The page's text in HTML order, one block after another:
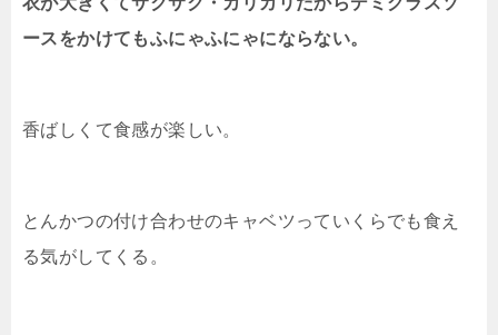
ースをかけてもふにゃふにゃにならない。
香ばしくて食感が楽しい。
とんかつの付け合わせのキャベツっていくらでも食え
る気がしてくる。